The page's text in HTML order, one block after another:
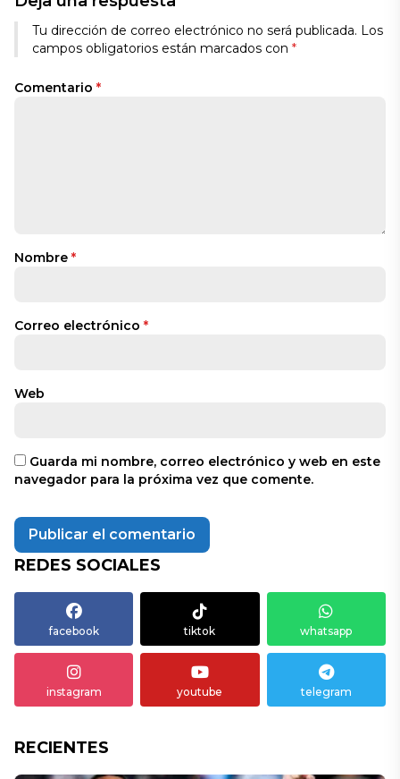
Tu dirección de correo electrónico no será publicada. Los
campos obligatorios están marcados con *
Comentario *
Nombre *
Correo electrónico *
Web
Guarda mi nombre, correo electrónico y web en este
navegador para la próxima vez que comente.
REDES SOCIALES
facebook tiktok whatsapp
instagram youtube telegram
RECIENTES